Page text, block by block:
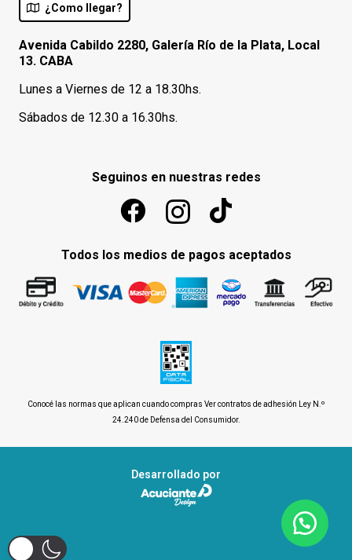
¿Como llegar?
Avenida Cabildo 2280, Galería Río de la Plata, Local
13. CABA
Lunes a Viernes de 12 a 18.30hs.
Sábados de 12.30 a 16.30hs.
Seguinos en nuestras redes
Todos los medios de pagos aceptados
Conocé las normas que aplican cuando compras Ver contratos de adhesión Ley N.º
24.240 de Defensa del Consumidor.
Desarrollado por